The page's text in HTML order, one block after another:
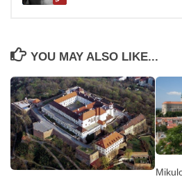
YOU MAY ALSO LIKE...